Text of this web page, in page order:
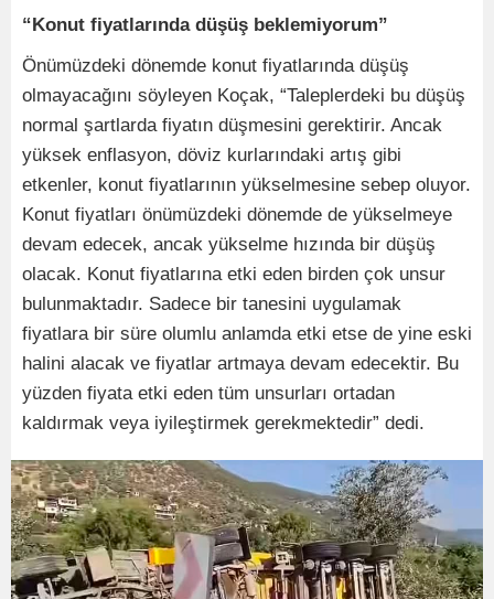
“Konut fiyatlarında düşüş beklemiyorum”
Önümüzdeki dönemde konut fiyatlarında düşüş
olmayacağını söyleyen Koçak, “Taleplerdeki bu düşüş
normal şartlarda fiyatın düşmesini gerektirir. Ancak
yüksek enflasyon, döviz kurlarındaki artış gibi
etkenler, konut fiyatlarının yükselmesine sebep oluyor.
Konut fiyatları önümüzdeki dönemde de yükselmeye
devam edecek, ancak yükselme hızında bir düşüş
olacak. Konut fiyatlarına etki eden birden çok unsur
bulunmaktadır. Sadece bir tanesini uygulamak
fiyatlara bir süre olumlu anlamda etki etse de yine eski
halini alacak ve fiyatlar artmaya devam edecektir. Bu
yüzden fiyata etki eden tüm unsurları ortadan
kaldırmak veya iyileştirmek gerekmektedir” dedi.